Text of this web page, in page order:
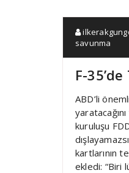
savunma
F-
ABD’li
kuruluşu
kartlarının
ekledi: “Biri